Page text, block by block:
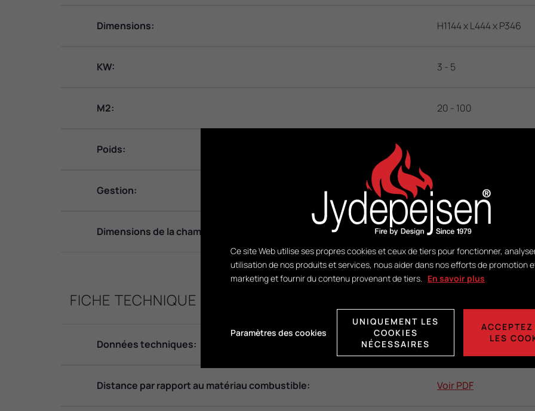
Dimensions: H1144 x L444 x P346
KW: 3 - 5
M2: 20 - 100
Poids:
Gestion:
Dimensions de la chambre de combustion: H430 x L318 x P255
FICHE TECHNIQUE
Données techniques:
Distance par rapport au matériau combustible: Voir PDF
Ce site Web utilise ses propres cookies et ceux de tiers pour fonctionner,
utilisation de nos produits et services, nous aider dans nos efforts de promotion
marketing et fournir du contenu provenant de tiers. En savoir plus
Paramètres des cookies
UNIQUEMENT LES
COOKIES
NÉCESSAIRES
LES